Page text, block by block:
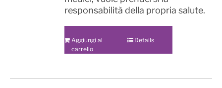
responsabilità della propria salute.
Aggiungi al
carrello
Details